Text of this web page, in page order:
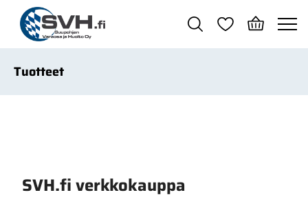
Siirry pääsisältöön
Tuotteet
SVH.fi verkkokauppa